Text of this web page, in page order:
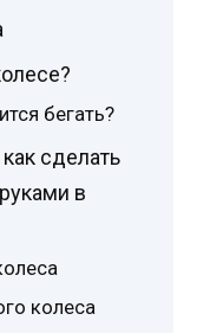
бегать?
сделать
в
колеса